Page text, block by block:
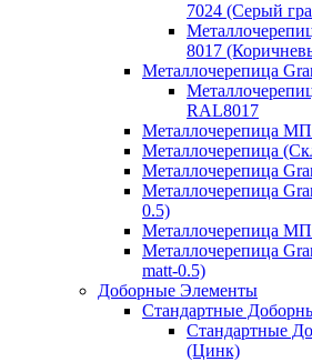
7024 (Серый
8017
Металлочерепица
RAL8017
Металлочерепица
Металлочерепица
Металлочерепица
Металлочерепица
0.5)
Металлочерепица
Металлочерепица
matt-0.5)
Доборные Элементы
Стандартные
Стандартные
(Цинк)